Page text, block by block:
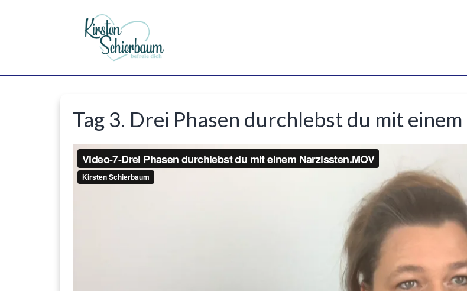
Tag 3. Drei Phasen durchlebst du mit